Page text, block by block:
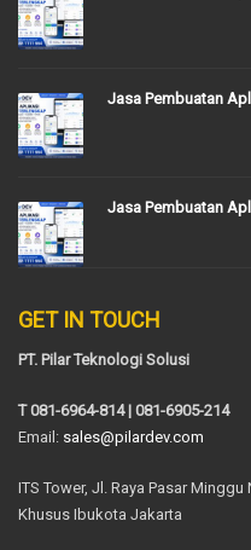
Jasa Pembuatan
Jasa Pembuatan
GET IN TOUCH
PT. Pilar Teknologi Solusi
T 081-6964-814 | 081-6905-214
Email: sales@pilardev.com
ITS Tower, Jl. Raya Pasar
Khusus Ibukota Jakarta